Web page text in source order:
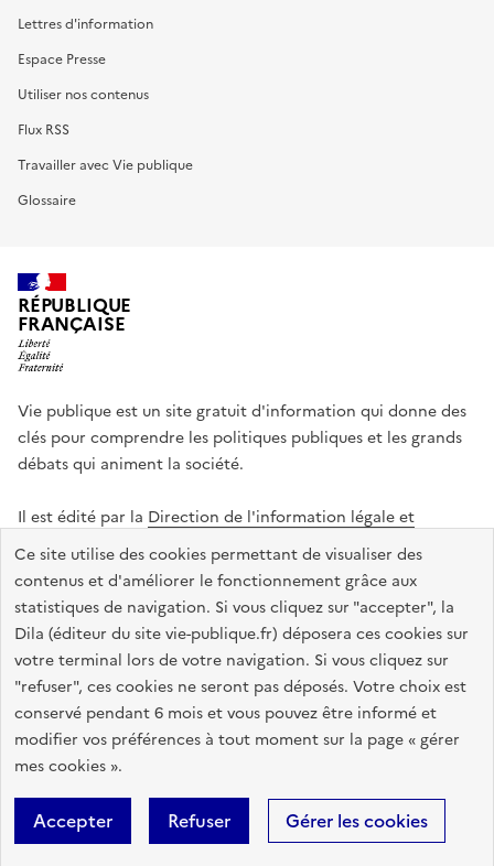
Ce site utilise des cookies permettant de visualiser des
contenus et d'améliorer le fonctionnement grâce aux
statistiques de navigation. Si vous cliquez sur "accepter", la
Dila (éditeur du site vie-publique.fr) déposera ces cookies sur
votre terminal lors de votre navigation. Si vous cliquez sur
"refuser", ces cookies ne seront pas déposés. Votre choix est
conservé pendant 6 mois et vous pouvez être informé et
modifier vos préférences à tout moment sur la page « gérer
mes cookies ».
Accepter Refuser Gérer les cookies
Lettres d'information
Espace Presse
Utiliser nos contenus
Flux RSS
Travailler avec Vie publique
Glossaire
RÉPUBLIQUE
FRANÇAISE
Vie publique est un site gratuit d'information qui donne des
clés pour comprendre les politiques publiques et les grands
débats qui animent la société.
Il est édité par la Direction de l'information légale et
administrative
legifrance.gouv.fr info.gouv.fr
data.gouv.fr
service-public.gouv.fr
Accessibilité : totalement conforme
Données personnelles
Sauf mention contraire, tous les textes de ce site sont sous